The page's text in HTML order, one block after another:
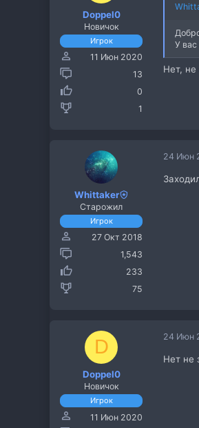
Doppel0
Новичок
Игрок
11 Июн 2020
13
0
1
У вас
Нет, не
Whittaker
Старожил
Игрок
27 Окт 2018
1,543
233
75
24 Июн
D
Doppel0
Новичок
Игрок
11 Июн 2020
24 Июн
Нет не